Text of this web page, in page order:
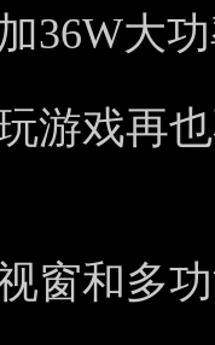
36W大
游戏再
窗和多